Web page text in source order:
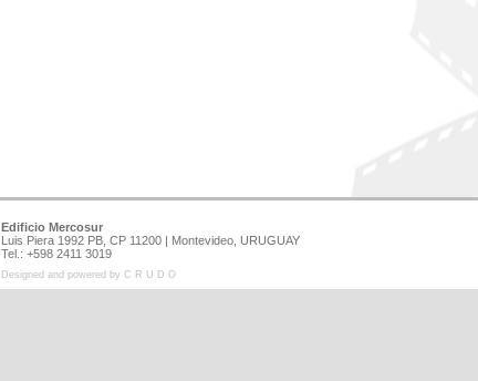
Edificio Mercosur
Luis Piera 1992 PB, CP 11200 | Montevideo, URUGUAY
Tel.: +598 2411 3019
Designed and powered by C R U D O